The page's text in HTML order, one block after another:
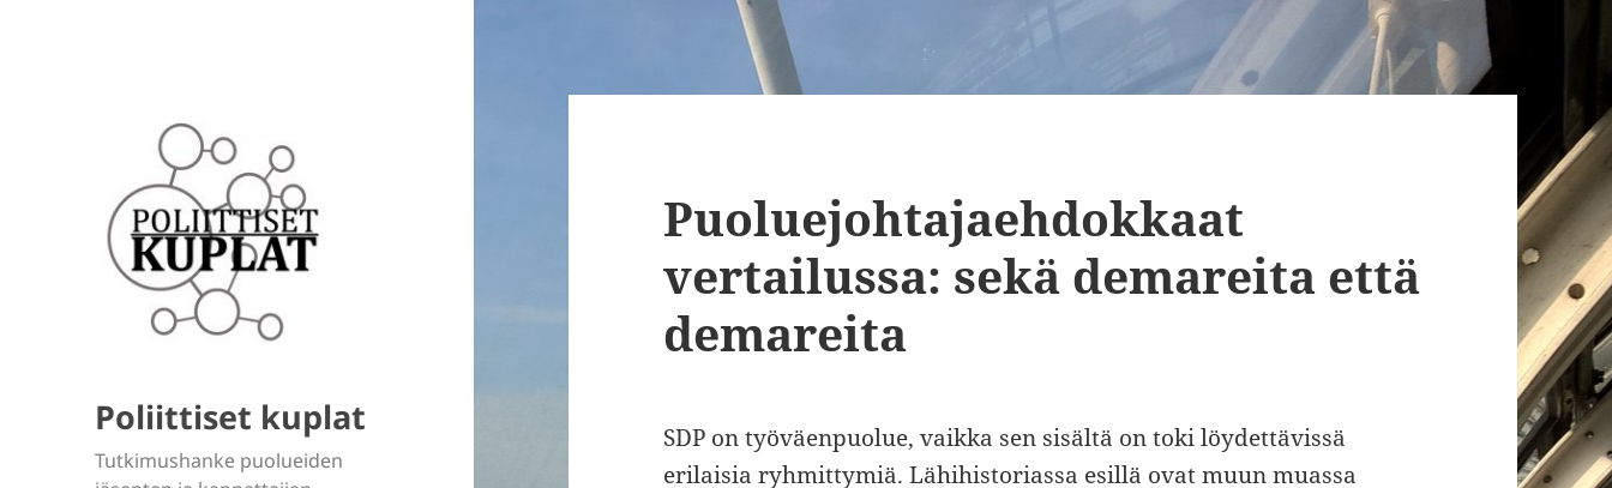
Poliittiset kuplat
Tutkimushanke puolueiden
Puoluejohtajaehdokkaat
vertailussa: sekä demareita että
demareita
SDP on työväenpuolue, vaikka sen sisältä on toki löydettävissä
erilaisia ryhmittymiä. Lähihistoriassa esillä ovat muun muassa